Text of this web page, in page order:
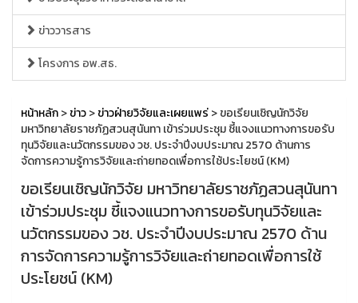
ข่าววารสาร
โครงการ อพ.สธ.
หน้าหลัก>ข่าว>ข่าวฝ่ายวิจัยและเผยแพร่> ขอเรียนเชิญนักวิจัย
มหาวิทยาลัยราชภัฏสวนสุนันทา เข้าร่วมประชุม ชี้แจงแนวทางการขอรับ
ทุนวิจัยและนวัตกรรมของ วช. ประจำปีงบประมาณ 2570 ด้านการ
จัดการความรู้การวิจัยและถ่ายทอดเพื่อการใช้ประโยชน์ (KM)
ขอเรียนเชิญนักวิจัย มหาวิทยาลัยราชภัฏสวนสุนันทา
เข้าร่วมประชุม ชี้แจงแนวทางการขอรับทุนวิจัยและ
นวัตกรรมของ วช. ประจำปีงบประมาณ 2570 ด้าน
การจัดการความรู้การวิจัยและถ่ายทอดเพื่อการใช้
ประโยชน์ (KM)